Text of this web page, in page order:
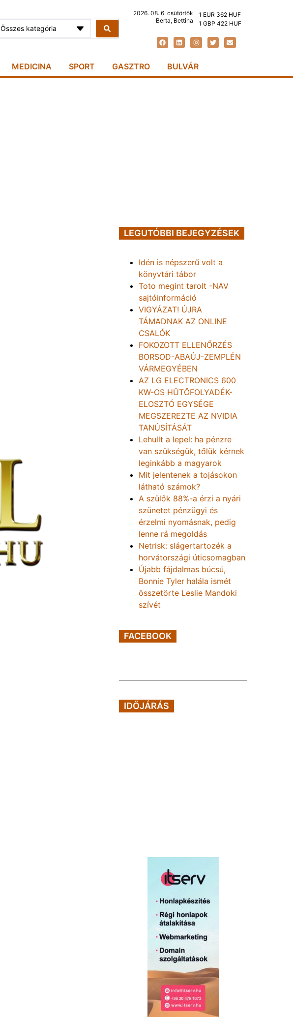
Összes kategória
2026. 08. 6. csütörtök
Berta, Bettina
1 EUR 362 HUF
1 GBP 422 HUF
MEDICINA SPORT GASZTRO BULVÁR
LEGUTÓBBI BEJEGYZÉSEK
Idén is népszerű volt a
könyvtári tábor
Toto megint tarolt -NAV
sajtóinformáció
VIGYÁZAT! ÚJRA
TÁMADNAK AZ ONLINE
CSALÓK
FOKOZOTT ELLENŐRZÉS
BORSOD-ABAÚJ-ZEMPLÉN
VÁRMEGYÉBEN
AZ LG ELECTRONICS 600
KW-OS HŰTŐFOLYADÉK-
ELOSZTÓ EGYSÉGE
MEGSZEREZTE AZ NVIDIA
TANÚSÍTÁSÁT
Lehullt a lepel: ha pénzre
van szükségük, tőlük kérnek
leginkább a magyarok
Mit jelentenek a tojásokon
látható számok?
A szülők 88%-a érzi a nyári
szünetet pénzügyi és
érzelmi nyomásnak, pedig
lenne rá megoldás
Netrisk: slágertartozék a
horvátországi úticsomagban
Újabb fájdalmas búcsú,
Bonnie Tyler halála ismét
összetörte Leslie Mandoki
szívét
FACEBOOK
IDŐJÁRÁS